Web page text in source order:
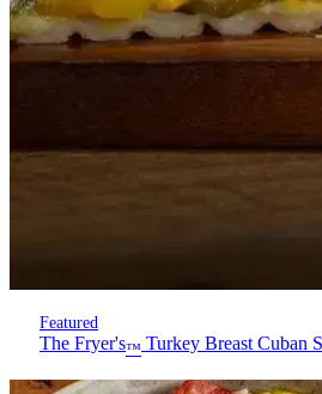
Featured
The Fryer's™ Turkey Breast Cuban